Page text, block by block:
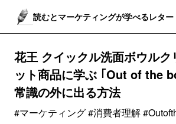
読むとマーケティングが学べるレター
花王 クイックル洗面ボウルク
ット商品に学ぶ ｢Out of the
常識の外に出る方法
#マーケティング #消費者理解